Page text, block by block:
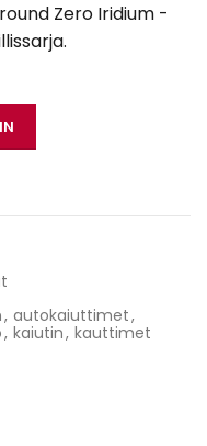
Zero Iridium -
, autokaiuttimet,
, kaiutin, kauttimet